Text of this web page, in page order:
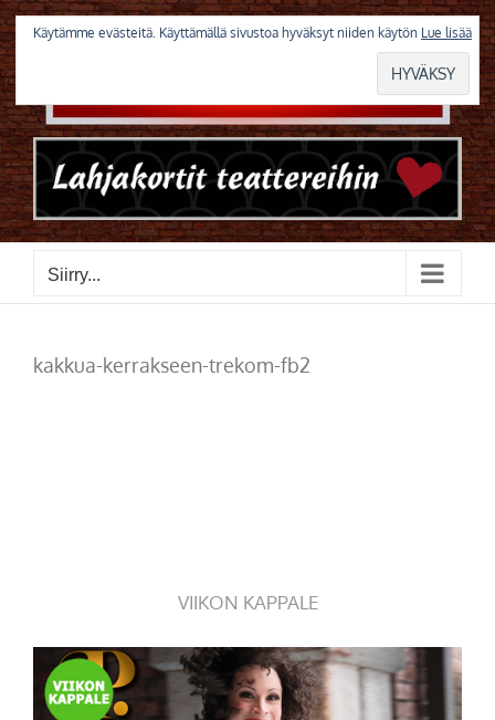
Skip
to
content
Siirry...
kakkua-kerrakseen-trekom-fb2
VIIKON KAPPALE
Käytämme evästeitä. Käyttämällä sivustoa hyväksyt niiden käytön Lue lisää